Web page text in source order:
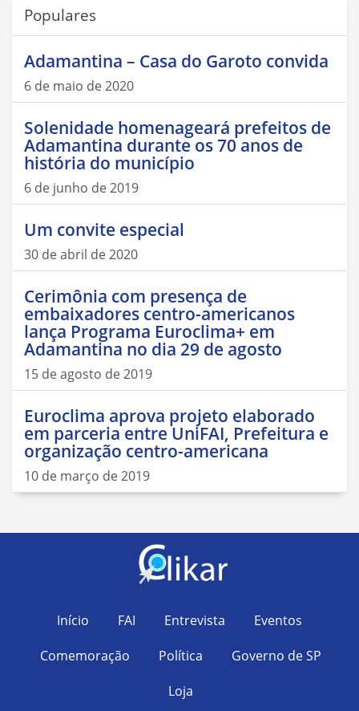
Populares
Adamantina – Casa do Garoto convida
6 de maio de 2020
Solenidade homenageará prefeitos de
Adamantina durante os 70 anos de
história do município
6 de junho de 2019
Um convite especial
30 de abril de 2020
Cerimônia com presença de
embaixadores centro-americanos
lança Programa Euroclima+ em
Adamantina no dia 29 de agosto
15 de agosto de 2019
Euroclima aprova projeto elaborado
em parceria entre UniFAI, Prefeitura e
organização centro-americana
10 de março de 2019
Início FAI Entrevista
Eventos
Comemoração
Política
Governo de SP
Loja